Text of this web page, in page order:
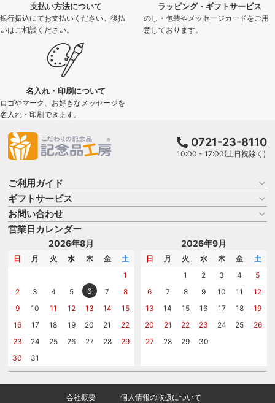
支払い方法について
銀行振込にてお支払いください。後払
いはご相談ください。
ラッピング・ギフトサービス
のし・包装やメッセージカードをご用
意しております。
名入れ・印刷について
ロゴやマーク、お好きなメッセージを
名入れ・印刷できます。
0721-23-8110
10:00 - 17:00(土日祝除く)
ご利用ガイド
お買い物ガイド
よくある質問
はじめての記念品選び
記念品工房の使い方
ギフトサービス
名入れについて
のし
メッセージカード
お問い合わせ
商品選びを相談する
名入れについて相談する
カタログを請求する
営業日カレンダー
2026年8月
日 月 火 水 木 金
土
1
2
3 4 5 6 7
8
9
10 11 12 13 14
15
16
17 18 19 20 21
22
23
24 25 26 27 28
29
30
31
2026年9月
日 月 火 水 木 金
土
1
2 3 4
5
6
7 8 9 10 11
12
13
14 15 16 17 18
19
20
21 22 23 24 25
26
27
28 29 30
会社概要 個人情報の取扱について